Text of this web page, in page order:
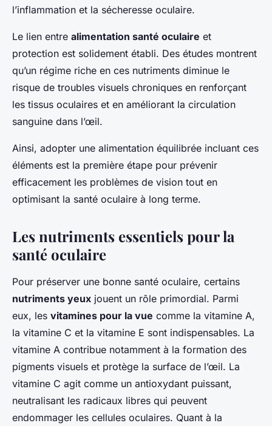
l’inflammation et la sécheresse oculaire.
Le lien entre alimentation santé oculaire et
protection est solidement établi. Des études montrent
qu’un régime riche en ces nutriments diminue le
risque de troubles visuels chroniques en renforçant
les tissus oculaires et en améliorant la circulation
sanguine dans l’œil.
Ainsi, adopter une alimentation équilibrée incluant ces
éléments est la première étape pour prévenir
efficacement les problèmes de vision tout en
optimisant la santé oculaire à long terme.
Les nutriments essentiels pour la
santé oculaire
Pour préserver une bonne santé oculaire, certains
nutriments yeux jouent un rôle primordial. Parmi
eux, les vitamines pour la vue comme la vitamine A,
la vitamine C et la vitamine E sont indispensables. La
vitamine A contribue notamment à la formation des
pigments visuels et protège la surface de l’œil. La
vitamine C agit comme un antioxydant puissant,
neutralisant les radicaux libres qui peuvent
endommager les cellules oculaires. Quant à la